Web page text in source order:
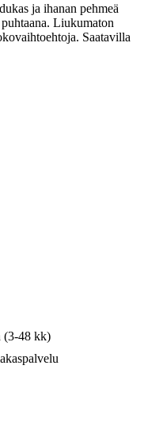
ja ihanan pehmeä
Liukumaton
Saatavilla
(3-48 kk)